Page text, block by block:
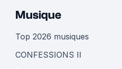
Musique
Top 2026 musiques
CONFESSIONS II